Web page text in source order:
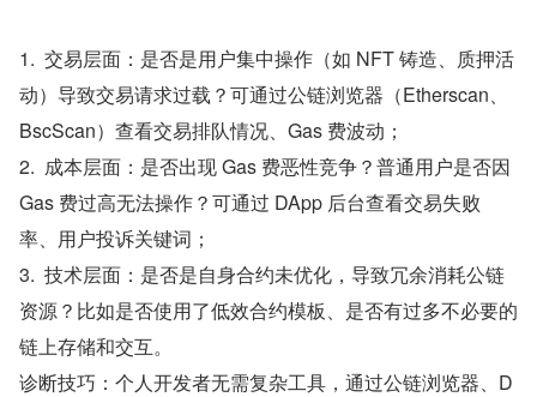
1.  交易层面：是否是用户集中操作（如 NFT 铸造、质押活
动）导致交易请求过载？可通过公链浏览器（Etherscan、
BscScan）查看交易排队情况、Gas 费波动；
2.  成本层面：是否出现 Gas 费恶性竞争？普通用户是否因
Gas 费过高无法操作？可通过 DApp 后台查看交易失败
率、用户投诉关键词；
3.  技术层面：是否是自身合约未优化，导致冗余消耗公链
资源？比如是否使用了低效合约模板、是否有过多不必要的
链上存储和交互。
诊断技巧：个人开发者无需复杂工具，通过公链浏览器、D